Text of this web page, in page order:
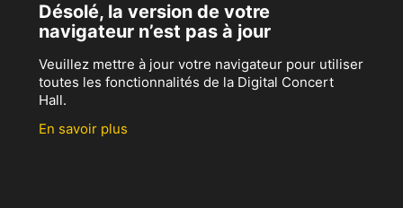
Désolé, la version de votre
navigateur n’est pas à jour
Veuillez mettre à jour votre navigateur pour utiliser
toutes les fonctionnalités de la Digital Concert
Hall.
En savoir plus